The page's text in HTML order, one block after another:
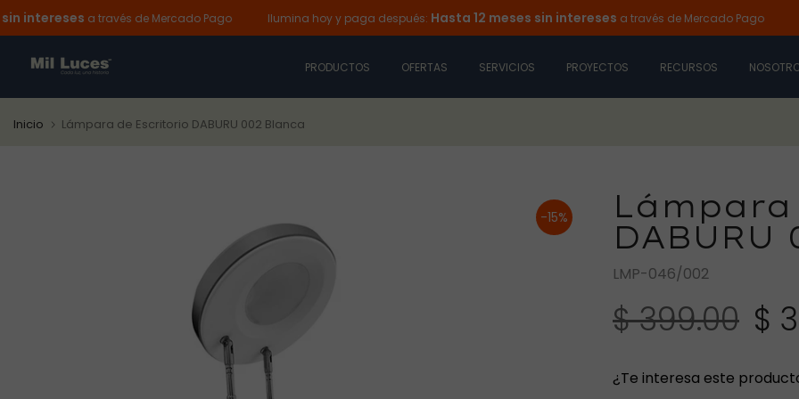
Ir
al
contenido
a través de Mercado Pago Ilumina hoy y paga después:Hasta 12 meses sin interesesa través de Mercado Pago
PRODUCTOS OFERTAS SERVICIOS PROYECTOS RECURSOS
Inicio Lámpara de Escritorio DABURU 002 Blanca
-15% DABURU
LMP-046/002
$ 399.00 $
¿Te interesa este